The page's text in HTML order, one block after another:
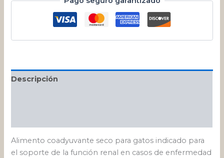
Descripción
Alimento coadyuvante seco para gatos indicado para
el soporte de la función renal en casos de enfermedad